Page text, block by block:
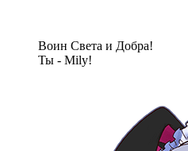
Воин Света и Добра!
Ты - Mily!